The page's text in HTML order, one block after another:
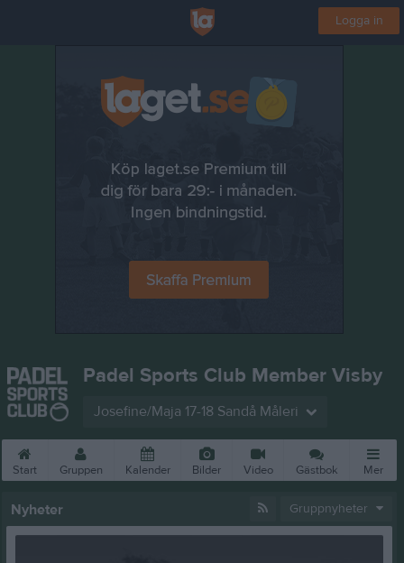
Logga in
Padel Sports Club Member Visby
Josefine/Maja 17-18 Sandå Måleri
Start Gruppen Kalender Bilder Video Gästbok Mer
Nyheter Gruppnyheter